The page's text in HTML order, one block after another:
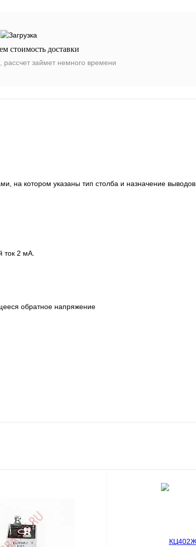
стоимость доставки
рассчет займет немного времени
на котором указаны тип столба и назначение выводов.
ток 2 мА.
обратное напряжение